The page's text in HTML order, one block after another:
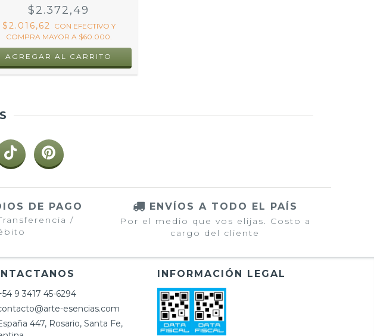
$5.049 53 % OFF
$2.372,49
$2.016,62CON EFECTIVO Y
COMPRA MAYOR A $60.000.
AGREGAR AL CARRITO
DE PAGO
/
ENVÍOS A TODO EL PAÍS
Por el medio que vos elijas. Costo a
9 3417 45-6294
esencias.com
INFORMACIÓN LEGAL